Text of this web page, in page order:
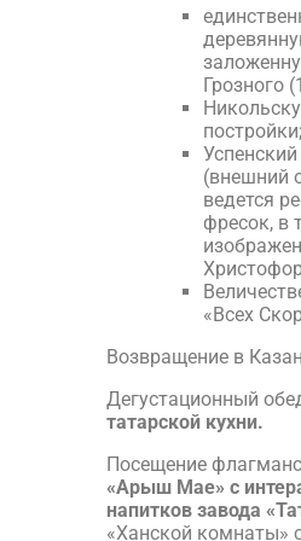
Грозного
постройки;
(внешний
ведется
фресок, в
«Всех
Возвращение в
Дегустационный
татарской кухни.
Посещение
«Арыш Мае» с
напитков завода
«Ханской комнаты»